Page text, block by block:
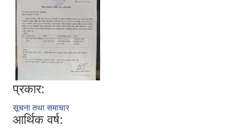
प्रकार:
सूचना तथा समाचार
आर्थिक वर्ष: